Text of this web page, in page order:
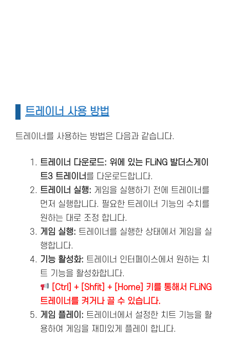
트레이너 사용 방법
트레이너를 사용하는 방법은 다음과 같습니다.
트레이너 다운로드: 위에 있는 FLiNG 발더스게이
트3 트레이너 를 다운로드합니다.
트레이너 실행: 게임을 실행하기 전에 트레이너를
먼저 실행합니다. 필요한 트레이너 기능의 수치를
원하는 대로 조정 합니다.
게임 실행: 트레이너를 실행한 상태에서 게임을 실
행합니다.
기능 활성화: 트레이너 인터페이스에서 원하는 치
트 기능을 활성화합니다.
[Ctrl] + [Shfit] + [Home] 키를 통해서 FLiNG
트레이너를 켜거나 끌 수 있습니다.
게임 플레이: 트레이너에서 설정한 치트 기능을 활
용하여 게임을 재미있게 플레이 합니다.